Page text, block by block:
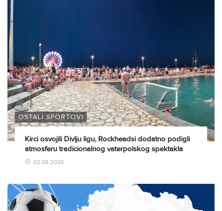
OSTALI SPORTOVI
Kirci osvojili Divlju ligu, Rockheadsi dodatno podigli
atmosferu tradicionalnog vaterpolskog spektakla
02.08.2026